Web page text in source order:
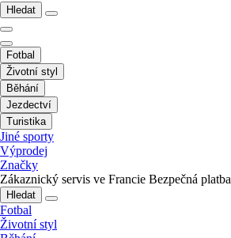
Hledat
Fotbal
Životní styl
Běhání
Jezdectví
Turistika
Jiné sporty
Výprodej
Značky
Zákaznický servis ve Francie Bezpečná platba
Hledat
Fotbal
Životní styl